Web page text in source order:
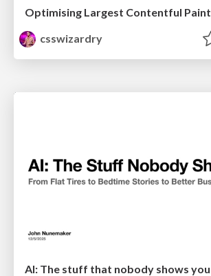
Optimising Largest Contentful Paint
csswizardry
AI: The stuff that nobody shows you